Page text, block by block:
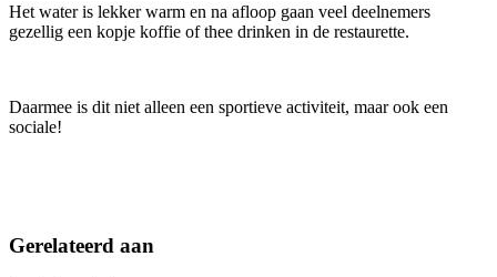
Het water is lekker warm en na afloop gaan veel deelnemers
gezellig een kopje koffie of thee drinken in de restaurette.
Daarmee is dit niet alleen een sportieve activiteit, maar ook een
sociale!
Gerelateerd aan